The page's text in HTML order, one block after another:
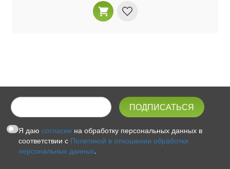
Я даюсогласие на обработку персональных данных в
соответствии с Политикой в отношении обработки
персональных данных.